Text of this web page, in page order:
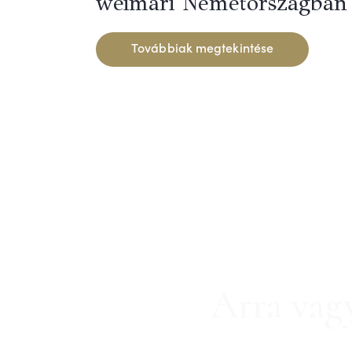
Továbbiak megtekintése